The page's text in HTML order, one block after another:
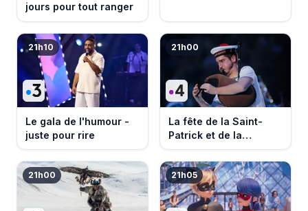
jours pour tout ranger
21h10
Le gala de l'humour -
juste pour rire
21h00
La fête de la Saint-
Patrick et de la
Bretagne
21h00 21h05